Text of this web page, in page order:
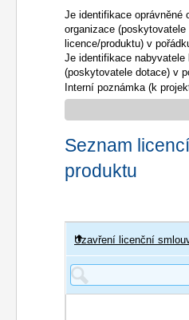
Je identifikace oprávněné
organizace (poskytovatele
licence/produktu) v
Je identifikace nabyvatele
(poskytovatele dotace) v
Interní poznámka (k
Seznam
produktu
Uživatel
Uzavření licenční